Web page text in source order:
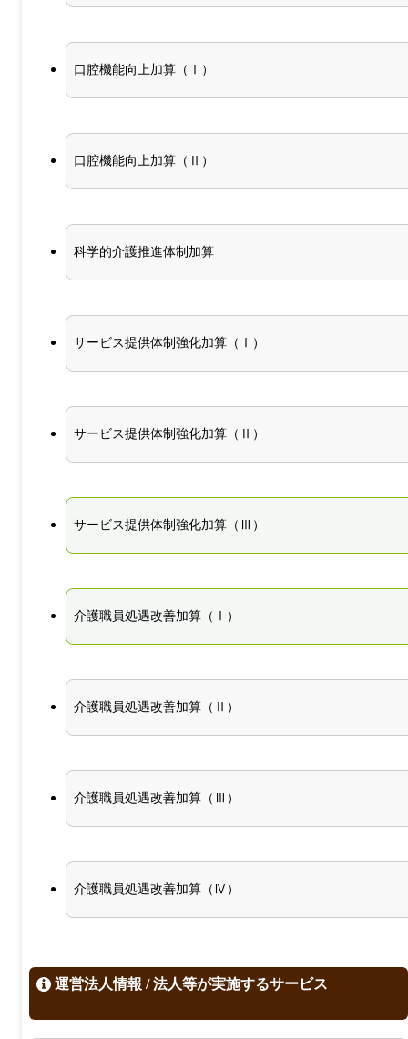
口腔機能向上加算（Ⅰ）
口腔機能向上加算（Ⅱ）
科学的介護推進体制加算
サービス提供体制強化加算（Ⅰ）
サービス提供体制強化加算（Ⅱ）
サービス提供体制強化加算（Ⅲ）
介護職員処遇改善加算（Ⅰ）
介護職員処遇改善加算（Ⅱ）
介護職員処遇改善加算（Ⅲ）
介護職員処遇改善加算（Ⅳ）
運営法人情報 / 法人等が実施するサービス